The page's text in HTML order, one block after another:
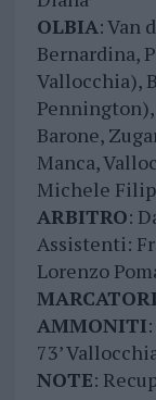
OLBIA: Van
Bernardina,
Vallocchia),
Pennington),
Barone,
Manca,
Michele
ARBITRO:
Assistenti:
Lorenzo
MARCATORI
AMMONITI
73’
NOTE: